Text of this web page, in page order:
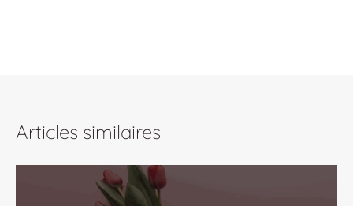
Articles similaires